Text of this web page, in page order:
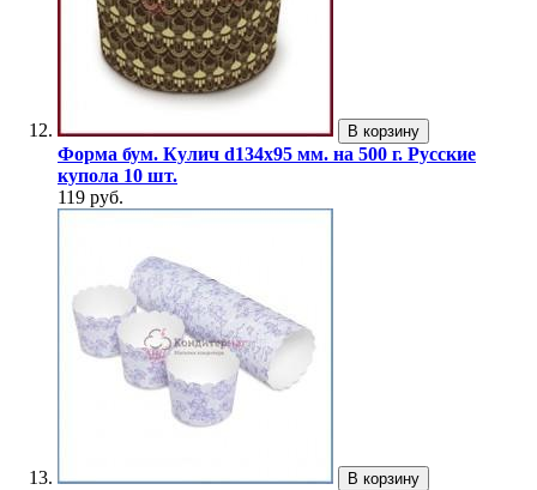
В корзину
Форма бум. Кулич d134х95 мм. на 500 г. Русские
купола 10 шт.
119 руб.
В корзину